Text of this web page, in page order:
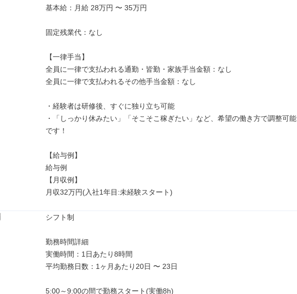
基本給：月給 28万円 〜 35万円
固定残業代：なし
【一律手当】
全員に一律で支払われる通勤・皆勤・家族手当金額：なし
全員に一律で支払われるその他手当金額：なし
・経験者は研修後、すぐに独り立ち可能
・「しっかり休みたい」「そこそこ稼ぎたい」など、希望の働き方で調整可能
です！
【給与例】
給与例
【月収例】
月収32万円(入社1年目:未経験スタート)
シフト制
勤務時間詳細
実働時間：1日あたり8時間
平均勤務日数：1ヶ月あたり20日 〜 23日
5:00～9:00の間で勤務スタート(実働8h)